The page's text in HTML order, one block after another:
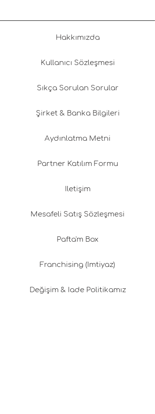
Hakkımızda
Kullanıcı Sözleşmesi
Sıkça Sorulan Sorular
Şirket & Banka Bilgileri
Aydınlatma Metni
Partner Katılım Formu
İletişim
Mesafeli Satış Sözleşmesi
Pafta'm Box
Franchising (İmtiyaz)
Değişim & İade Politikamız